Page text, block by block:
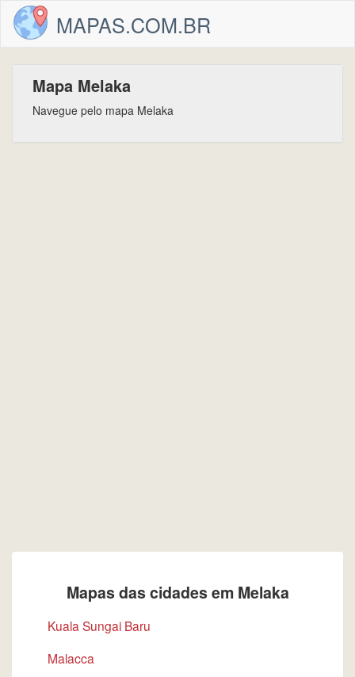
MAPAS.COM.BR
Mapa Melaka
Navegue pelo mapa Melaka
Mapas das cidades em Melaka
Kuala Sungai Baru
Malacca